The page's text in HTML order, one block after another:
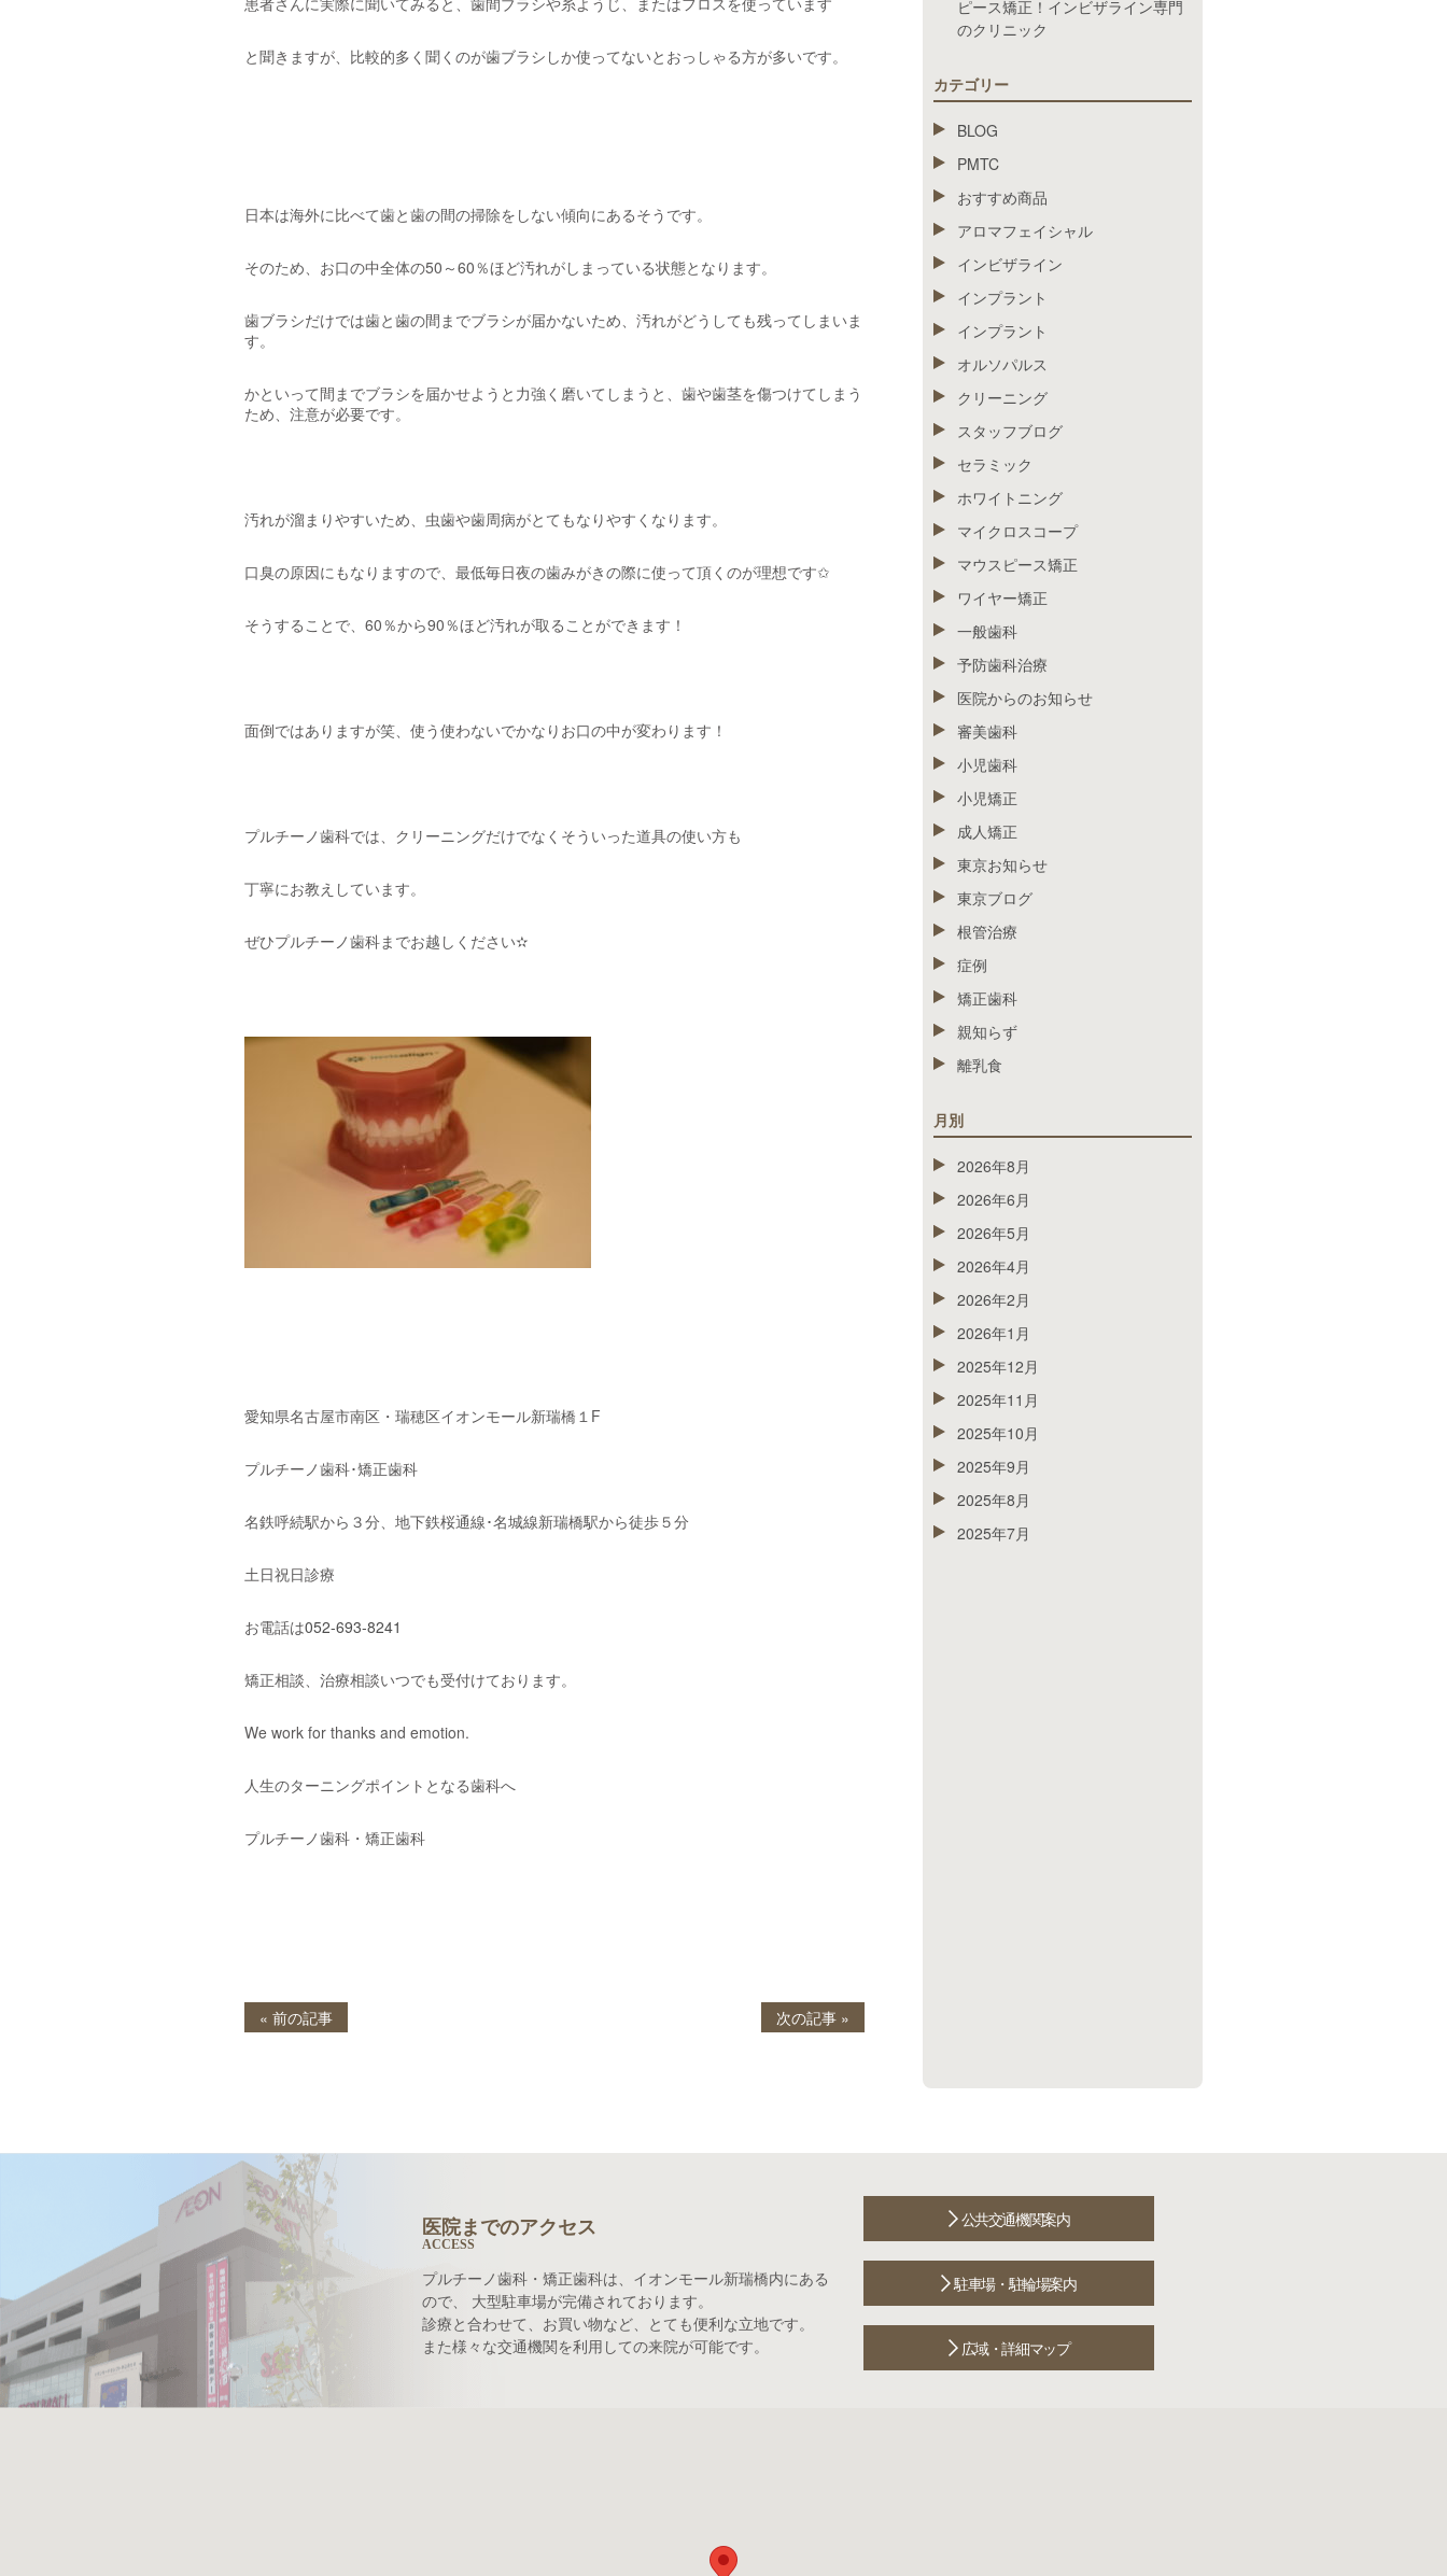
と聞きますが、比較的多く聞くのが歯ブラシしか使ってないとおっしゃる方が多いです。
日本は海外に比べて歯と歯の間の掃除をしない傾向にあるそうです。
そのため、お口の中全体の50～60％ほど汚れがしまっている状態となります。
歯ブラシだけでは歯と歯の間までブラシが届かないため、汚れがどうしても残ってしまいま
す。
かといって間までブラシを届かせようと力強く磨いてしまうと、歯や歯茎を傷つけてしまう
ため、注意が必要です。
汚れが溜まりやすいため、虫歯や歯周病がとてもなりやすくなります。
口臭の原因にもなりますので、最低毎日夜の歯みがきの際に使って頂くのが理想です✩
そうすることで、60％から90％ほど汚れが取ることができます！
面倒ではありますが笑、使う使わないでかなりお口の中が変わります！
プルチーノ歯科では、クリーニングだけでなくそういった道具の使い方も
丁寧にお教えしています。
ぜひプルチーノ歯科までお越しください✫
愛知県名古屋市南区・瑞穂区イオンモール新瑞橋１F
プルチーノ歯科･矯正歯科
名鉄呼続駅から３分、地下鉄桜通線･名城線新瑞橋駅から徒歩５分
土日祝日診療
お電話は052-693-8241
矯正相談、治療相談いつでも受付けております。
We work for thanks and emotion.
人生のターニングポイントとなる歯科へ
プルチーノ歯科・矯正歯科
« 前の記事 次の記事 »
ピース矯正！インビザライン専門
のクリニック
カテゴリー
BLOG
PMTC
おすすめ商品
アロマフェイシャル
インビザライン
インプラント
インプラント
オルソパルス
クリーニング
スタッフブログ
セラミック
ホワイトニング
マイクロスコープ
マウスピース矯正
ワイヤー矯正
一般歯科
予防歯科治療
医院からのお知らせ
審美歯科
小児歯科
小児矯正
成人矯正
東京お知らせ
東京ブログ
根管治療
症例
矯正歯科
親知らず
離乳食
月別
2026年8月
2026年6月
2026年5月
2026年4月
2026年2月
2026年1月
2025年12月
2025年11月
2025年10月
2025年9月
2025年8月
2025年7月
医院までのアクセス
ACCESS
プルチーノ歯科・矯正歯科は、イオンモール新瑞橋内にある
ので、 大型駐車場が完備されております。
診療と合わせて、お買い物など、とても便利な立地です。
また様々な交通機関を利用しての来院が可能です。
公共交通機関案内
駐車場・駐輪場案内
広域・詳細マップ